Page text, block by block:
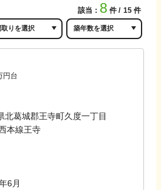
該当： 8 件 15 件
円台
北葛城郡王寺町久度一丁目
本線王寺
6月